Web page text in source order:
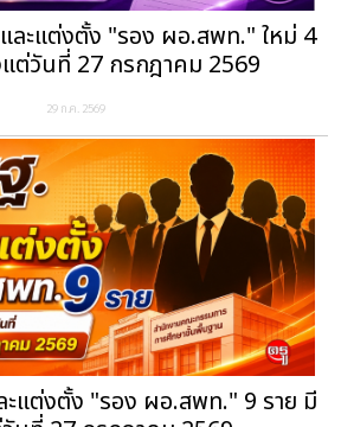
ละแต่งตั้ง "รอง ผอ.สพท." ใหม่ 4
ต่วันที่ 27 กรกฎาคม 2569
29 ก.ค. 2569
แต่งตั้ง "รอง ผอ.สพท." 9 ราย มี